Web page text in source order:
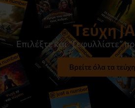
Τεύχη
Επιλέξτε και “ξεφυλλίστε”
Βρείτε όλα τα